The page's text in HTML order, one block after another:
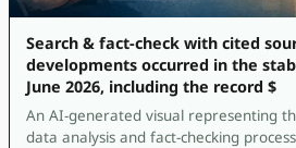
Search & fact-check with cited
developments occurred in the
June 2026, including the record $
An AI-generated visual representing
data analysis and fact-checking